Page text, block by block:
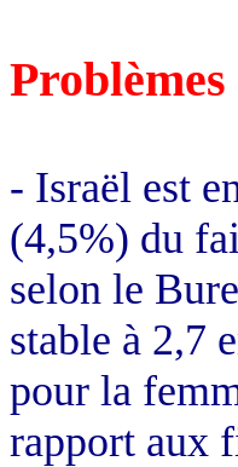
Problèmes
- Israël est
(4,5%) du
selon le
stable à 2,7
pour la
rapport aux